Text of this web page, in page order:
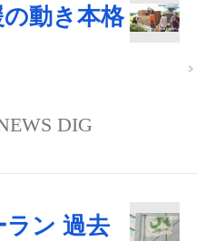
動き本格
DIG
ラン 過去